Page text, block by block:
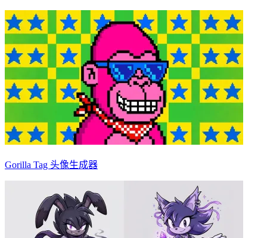
Gorilla Tag 头像生成器